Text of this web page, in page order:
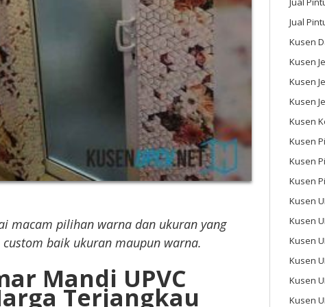
macam pilihan warna dan ukuran yang
baik ukuran maupun warna.
Mandi UPVC
Terjangkau
Jual
Kusen
Kusen
Kusen
Kusen
Kusen
Kusen
Kusen
Kusen
Kusen
Kusen
Kusen
Kusen
Kusen
Kusen